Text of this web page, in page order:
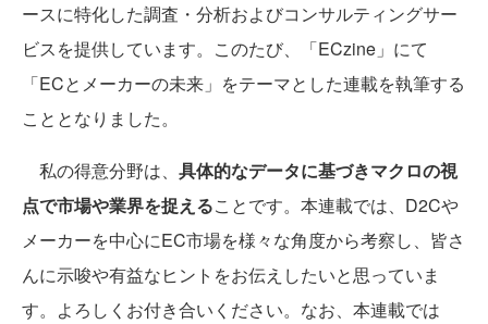
ースに特化した調査・分析およびコンサルティングサー
ビスを提供しています。このたび、「ECzine」にて
「ECとメーカーの未来」をテーマとした連載を執筆する
こととなりました。
私の得意分野は、 具体的なデータに基づきマクロの視
点で市場や業界を捉えることです。本連載では、D2Cや
メーカーを中心にEC市場を様々な角度から考察し、皆さ
んに示唆や有益なヒントをお伝えしたいと思っていま
す。よろしくお付き合いください。なお、本連載では